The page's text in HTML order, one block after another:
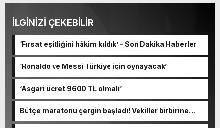
İLGİNİZİ ÇEKEBİLİR
‘Fırsat eşitliğini hâkim kıldık’ – Son Dakika Haberler
‘Ronaldo ve Messi Türkiye için oynayacak’
‘Asgari ücret 9600 TL olmalı’
Bütçe maratonu gergin başladı! Vekiller birbirine
girdi